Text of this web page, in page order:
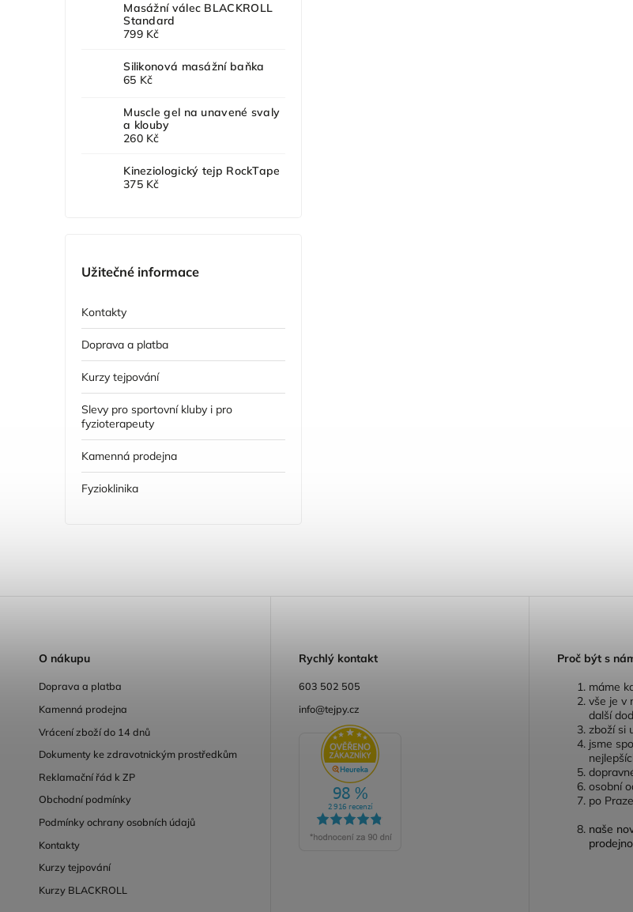
Masážní válec BLACKROLL
Standard
799 Kč
Silikonová masážní baňka
65 Kč
Muscle gel na unavené svaly
a klouby
260 Kč
Kineziologický tejp RockTape
375 Kč
Užitečné informace
Kontakty
Doprava a platba
Kurzy tejpování
Slevy pro sportovní kluby i pro
fyzioterapeuty
Kamenná prodejna
Fyzioklinika
O nákupu
Doprava a platba
Kamenná prodejna
Vrácení zboží do 14 dnů
Dokumenty ke zdravotnickým prostředkům
Reklamační řád k ZP
Obchodní podmínky
Podmínky ochrany osobních údajů
Kontakty
Kurzy tejpování
Kurzy BLACKROLL
Rychlý kontakt
603 502 505
info@tejpy.cz
Proč být s
máme
vše je v
další
zboží si
jsme
osobní
po
naše